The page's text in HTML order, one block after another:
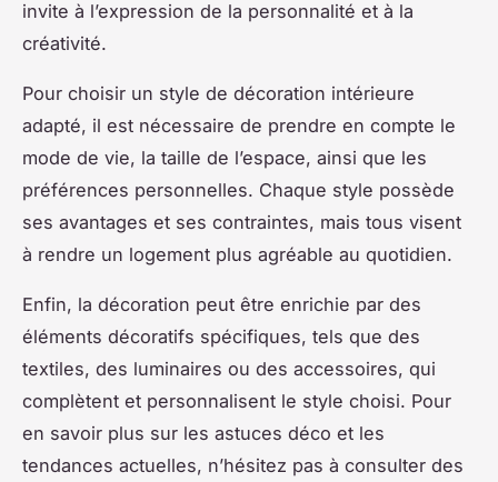
invite à l’expression de la personnalité et à la
créativité.
Pour choisir un style de décoration intérieure
adapté, il est nécessaire de prendre en compte le
mode de vie, la taille de l’espace, ainsi que les
préférences personnelles. Chaque style possède
ses avantages et ses contraintes, mais tous visent
à rendre un logement plus agréable au quotidien.
Enfin, la décoration peut être enrichie par des
éléments décoratifs spécifiques, tels que des
textiles, des luminaires ou des accessoires, qui
complètent et personnalisent le style choisi. Pour
en savoir plus sur les astuces déco et les
tendances actuelles, n’hésitez pas à consulter des